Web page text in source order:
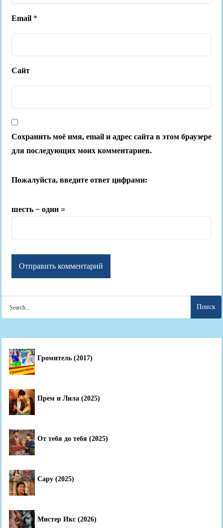
Email *
Сайт
Сохранить моё имя, email и адрес сайта в этом браузере
для последующих моих комментариев.
Пожалуйста, введите ответ цифрами:
шесть − один =
for:
Громитель (2017)
Прем и Лила (2025)
От тебя до тебя (2025)
Сару (2025)
Мистер Икс (2026)